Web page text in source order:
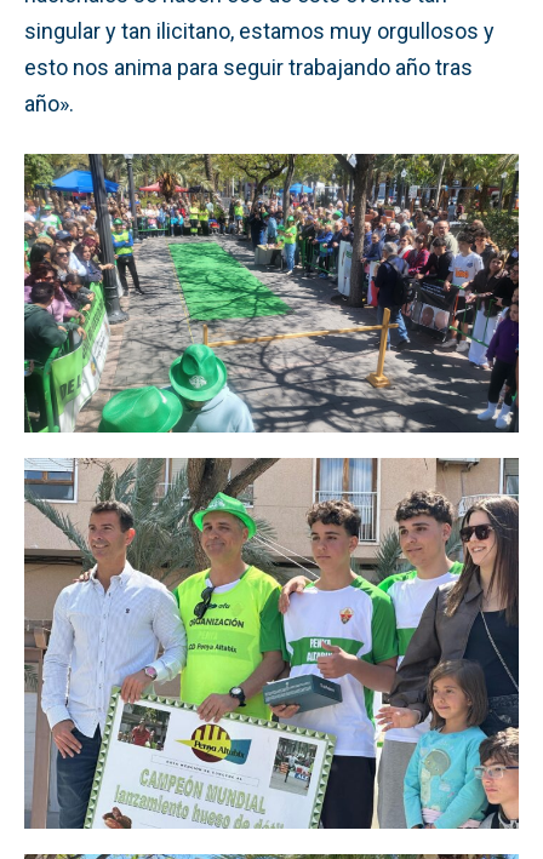
singular y tan ilicitano, estamos muy orgullosos y
esto nos anima para seguir trabajando año tras
año».